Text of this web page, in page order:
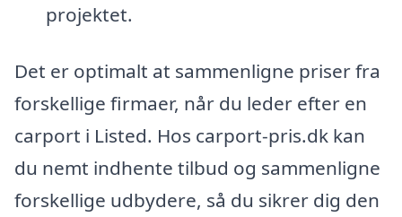
projektet.
Det er optimalt at sammenligne priser fra
forskellige firmaer, når du leder efter en
carport i Listed. Hos carport-pris.dk kan
du nemt indhente tilbud og sammenligne
forskellige udbydere, så du sikrer dig den